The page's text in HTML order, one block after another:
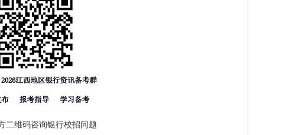
二维码咨询银行校招问题